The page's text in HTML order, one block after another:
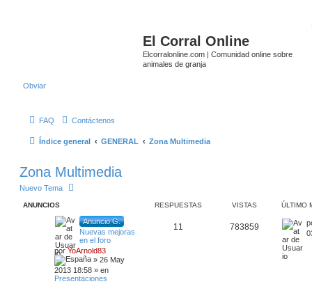
El Corral Online
Elcorralonline.com | Comunidad online sobre
animales de granja
Obviar
FAQ Contáctenos
Índice general GENERAL Zona Multimedia
Zona Multimedia
Nuevo Tema
ANUNCIOS RESPUESTAS VISTAS ÚLTIMO
Anuncio G.
Nuevas mejoras
en el foro
por YoArnold83
» 26 May
2013 18:58 » en
Presentaciones
11 783859